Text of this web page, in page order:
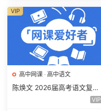
高中网课 · 高中语文
陈焕文 2026届高考语文复习
网课 高三语文 一二三轮视频
VIP
VIP